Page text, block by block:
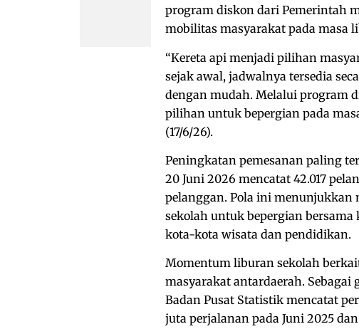
program diskon dari Pemerintah
mobilitas masyarakat pada masa
“Kereta api menjadi pilihan
sejak awal, jadwalnya tersedia
dengan mudah. Melalui program
pilihan untuk bepergian pada
(17/6/26).
Peningkatan pemesanan paling
20 Juni 2026 mencatat 42.017
pelanggan. Pola ini
sekolah untuk bepergian
kota-kota wisata dan pendidikan.
Momentum liburan sekolah
masyarakat antardaerah.
Badan Pusat Statistik mencatat
juta perjalanan pada Juni 2025